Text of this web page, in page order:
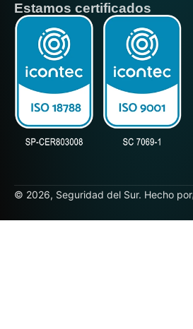
Estamos certificados
© 2026, Seguridad del Sur. Hecho por